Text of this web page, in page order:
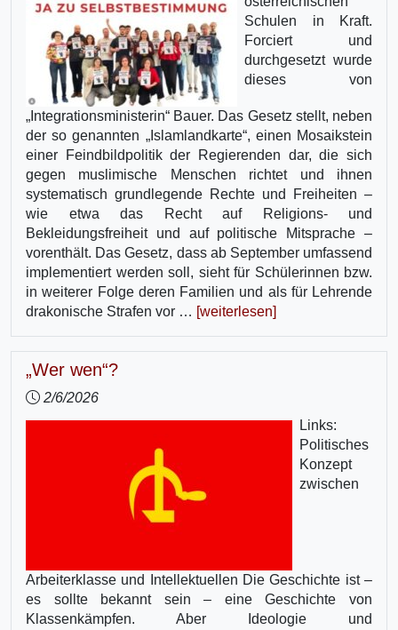
Schulen in Kraft.
Forciert und
durchgesetzt wurde
dieses von
„Integrationsministerin“ Bauer. Das Gesetz stellt, neben
der so genannten „Islamlandkarte“, einen Mosaikstein
einer Feindbildpolitik der Regierenden dar, die sich
gegen muslimische Menschen richtet und ihnen
systematisch grundlegende Rechte und Freiheiten –
wie etwa das Recht auf Religions- und
Bekleidungsfreiheit und auf politische Mitsprache –
vorenthält. Das Gesetz, dass ab September umfassend
implementiert werden soll, sieht für Schülerinnen bzw.
in weiterer Folge deren Familien und als für Lehrende
drakonische Strafen vor … [weiterlesen]
„Wer wen“?
2/6/2026
Links:
Politisches
Konzept
zwischen
Arbeiterklasse und Intellektuellen Die Geschichte ist –
es sollte bekannt sein – eine Geschichte von
Klassenkämpfen. Aber Ideologie und